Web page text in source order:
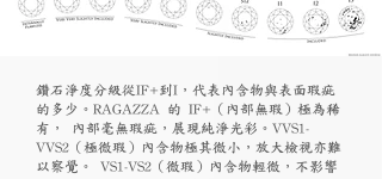
鑽石淨度分級從IF+到I，代表內含物與表面瑕疵
的多少。RAGAZZA 的 IF+（內部無瑕）極為稀
有， 內部毫無瑕疵，展現純淨光彩。VVS1-
VVS2（極微瑕）內含物極其微小，放大檢視亦難
以察覺。 VS1-VS2（微瑕）內含物輕微，不影響